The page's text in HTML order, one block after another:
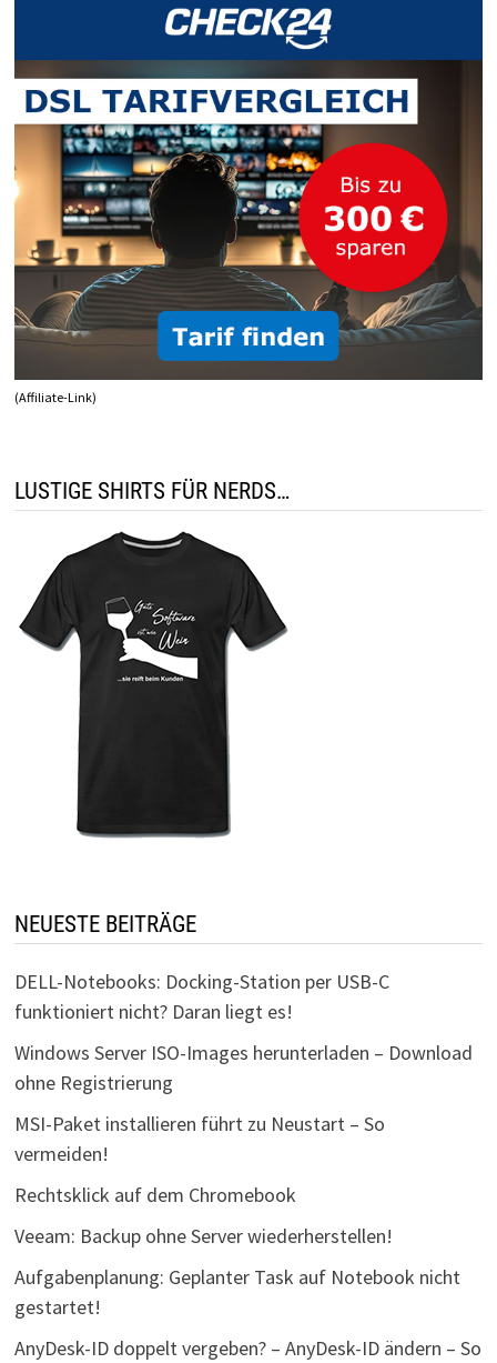
(Affiliate-Link)
LUSTIGE SHIRTS FÜR NERDS…
NEUESTE BEITRÄGE
DELL-Notebooks: Docking-Station per USB-C
funktioniert nicht? Daran liegt es!
Windows Server ISO-Images herunterladen – Download
ohne Registrierung
MSI-Paket installieren führt zu Neustart – So
vermeiden!
Rechtsklick auf dem Chromebook
Veeam: Backup ohne Server wiederherstellen!
Aufgabenplanung: Geplanter Task auf Notebook nicht
gestartet!
AnyDesk-ID doppelt vergeben? – AnyDesk-ID ändern – So